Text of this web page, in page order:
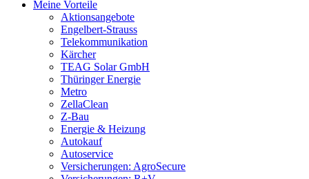
Meine Vorteile
Aktionsangebote
Engelbert-Strauss
Telekommunikation
Kärcher
TEAG Solar GmbH
Thüringer Energie
Metro
ZellaClean
Z-Bau
Energie & Heizung
Autokauf
Autoservice
Versicherungen: AgroSecure